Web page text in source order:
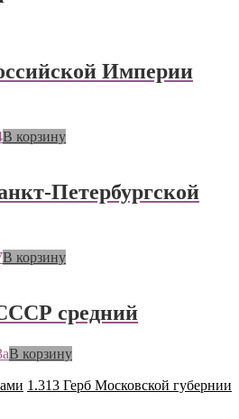
Империи
В корзину
Петербургской
В корзину
средний
В корзину
1.313 Герб Московской губернии